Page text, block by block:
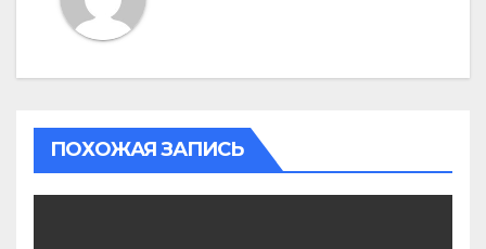
ПОХОЖАЯ ЗАПИСЬ